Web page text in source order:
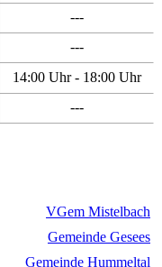
---
---
14:00 Uhr - 18:00 Uhr
---
VGem Mistelbach
Gemeinde Gesees
Gemeinde Hummeltal